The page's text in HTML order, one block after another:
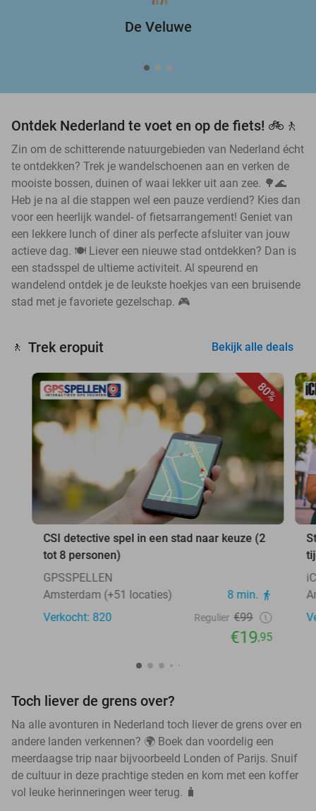
De Veluwe
Ontdek Nederland te voet en op de fiets! 🚲🚶
Zin om de schitterende natuurgebieden van Nederland écht
te ontdekken? Trek je wandelschoenen aan en verken de
mooiste bossen, duinen of waai lekker uit aan zee. 🌳🌊
Heb je na al die stappen wel een pauze verdiend? Kies dan
voor een heerlijk wandel- of fietsarrangement! Geniet van
een lekkere lunch of diner als perfecte afsluiter van jouw
actieve dag. 🍽️ Liever een nieuwe stad ontdekken? Dan is
een stadsspel de ultieme activiteit. Al speurend en
wandelend ontdek je de leukste hoekjes van een bruisende
stad met je favoriete gezelschap. 🎮
🚶 Trek eropuit Bekijk alle deals
80%
CSI detective spel in een stad naar keuze (2
tot 8 personen)
GPSSPELLEN
Amsterdam (+51 locaties)
8 min.
Verkocht: 820
Regulier €99
€19,95
Toch liever de grens over?
Na alle avonturen in Nederland toch liever de grens over en
andere landen verkennen? 🌍 Boek dan voordelig een
meerdaagse trip naar bijvoorbeeld Londen of Parijs. Snuif
de cultuur in deze prachtige steden en kom met een koffer
vol leuke herinneringen weer terug. 🧳